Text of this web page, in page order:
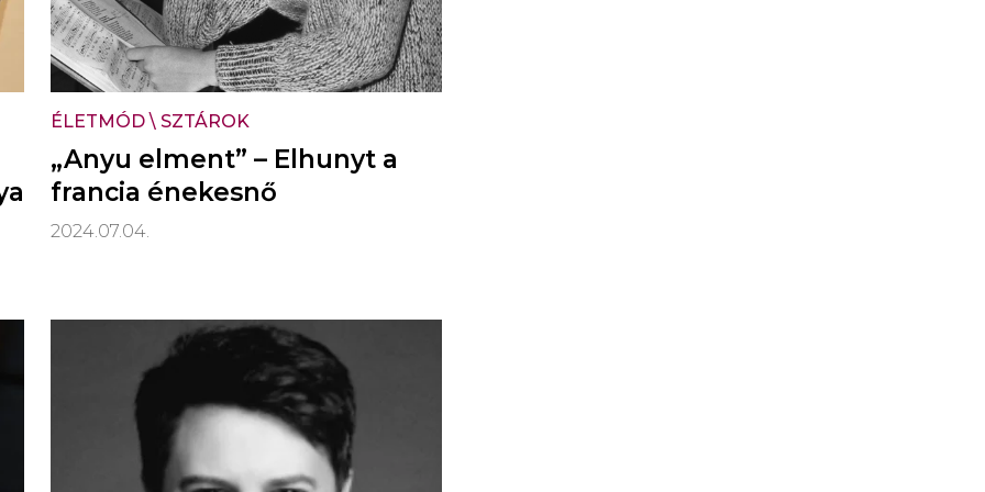
ÉLETMÓD\ SZTÁROK
„Anyu elment” – Elhunyt a
francia énekesnő
2024.07.04.